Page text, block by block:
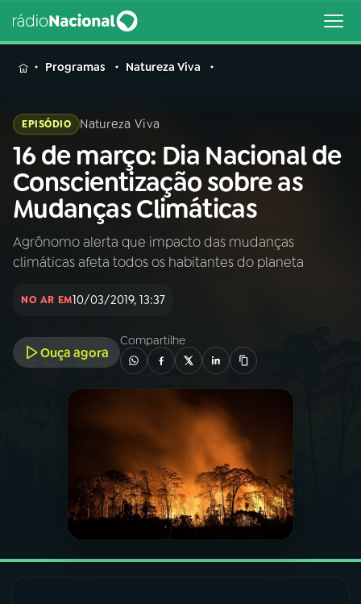
MENU
Buscar
na
Rádio
Nacional
Buscar
AO VIVO
INÍCIO
A RÁDIO
PROGRAMAÇÃO
PODCASTS
06VIDEOCASTS
Programas Natureza Viva
EPISÓDIO Natureza Viva
16 de março: Dia Nacional de
Conscientização sobre as
Mudanças Climáticas
Agrônomo alerta que impacto das mudanças
climáticas afeta todos os habitantes do planeta
NO AR EM10/03/2019, 13:37
Ouça agora
Compartilhe